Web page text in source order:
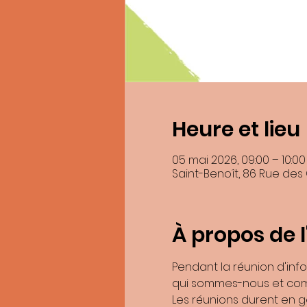
En soumettant ce formulaire,
Les
Pour exercer ces droits ou pour toute
Heure et lieu
05 mai 2026, 09:00 – 10:00
Saint-Benoît, 86 Rue
À propos de
Pendant la réunion
qui sommes-nous et
Les réunions durent en